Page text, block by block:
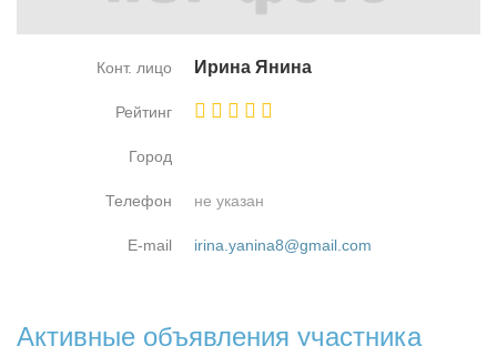
Конт. лицо Ири­на Яни­на
Рейтинг
Город
Телефон не указан
E-mail irina.yanina8@gmail.com
Активные объявления участника